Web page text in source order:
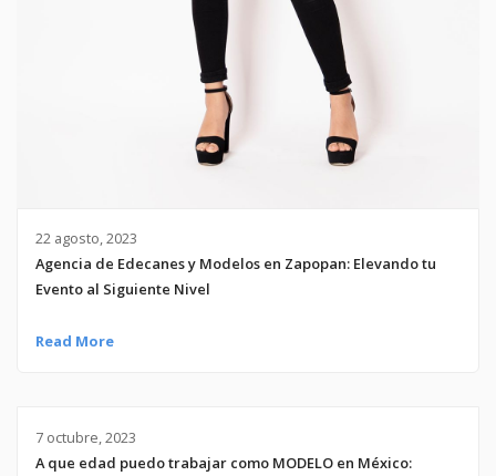
22 agosto, 2023
Agencia de Edecanes y Modelos en Zapopan: Elevando tu
Evento al Siguiente Nivel
Read More
7 octubre, 2023
A que edad puedo trabajar como MODELO en México: